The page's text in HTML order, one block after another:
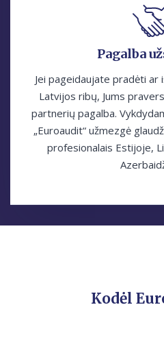
Pagalba
Jei pageidaujate pradėti ar
Latvijos ribų, Jums
partnerių pagalba.
„Euroaudit“ užmezgė
profesionalais Estijoje,
Kodėl